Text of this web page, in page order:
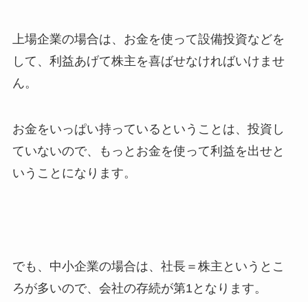
上場企業の場合は、お金を使って設備投資などを
して、利益あげて株主を喜ばせなければいけませ
ん。
お金をいっぱい持っているということは、投資し
ていないので、もっとお金を使って利益を出せと
いうことになります。
でも、中小企業の場合は、社長＝株主というとこ
ろが多いので、会社の存続が第1となります。